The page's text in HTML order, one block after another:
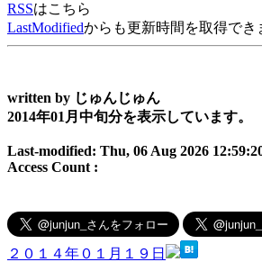
RSSはこちら
LastModifiedからも更新時間を取得でき
written by じゅんじゅん
2014年01月中旬分を表示しています。
Last-modified: Thu, 06 Aug 2026
Access Count :
２０１４年０１月１９日